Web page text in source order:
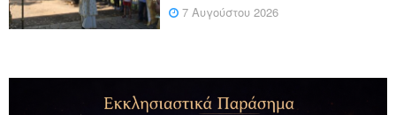
7 Αυγούστου 2026